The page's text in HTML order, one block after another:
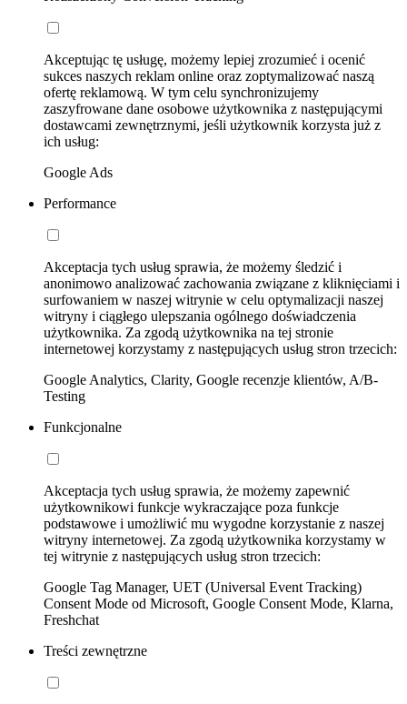
Akceptując tę usługę, możemy lepiej zrozumieć i ocenić
sukces naszych reklam online oraz zoptymalizować naszą
ofertę reklamową. W tym celu synchronizujemy
zaszyfrowane dane osobowe użytkownika z następującymi
dostawcami zewnętrznymi, jeśli użytkownik korzysta już z
ich usług:
Google Ads
Performance
Akceptacja tych usług sprawia, że możemy śledzić i
anonimowo analizować zachowania związane z kliknięciami i
surfowaniem w naszej witrynie w celu optymalizacji naszej
witryny i ciągłego ulepszania ogólnego doświadczenia
użytkownika. Za zgodą użytkownika na tej stronie
internetowej korzystamy z następujących usług stron trzecich:
Google Analytics, Clarity, Google recenzje klientów, A/B-
Testing
Funkcjonalne
Akceptacja tych usług sprawia, że możemy zapewnić
użytkownikowi funkcje wykraczające poza funkcje
podstawowe i umożliwić mu wygodne korzystanie z naszej
witryny internetowej. Za zgodą użytkownika korzystamy w
tej witrynie z następujących usług stron trzecich:
Google Tag Manager, UET (Universal Event Tracking)
Consent Mode od Microsoft, Google Consent Mode, Klarna,
Freshchat
Treści zewnętrzne